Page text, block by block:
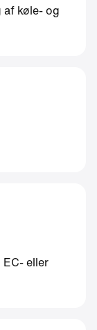
køle- og
eller